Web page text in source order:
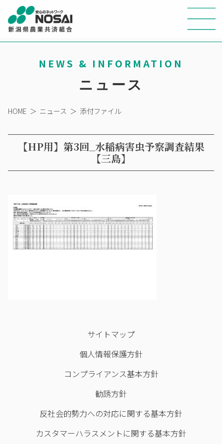
NEWS & INFORMATION
ニュース
HOME ＞ ニュース ＞ 添付ファイル
【HP用】第3回_水稲病害虫予察調査結果
【三島】
サイトマップ
個人情報保護方針
コンプライアンス基本方針
勧誘方針
反社会的勢力への対応に関する基本方針
カスタマーハラスメントに関する基本方針